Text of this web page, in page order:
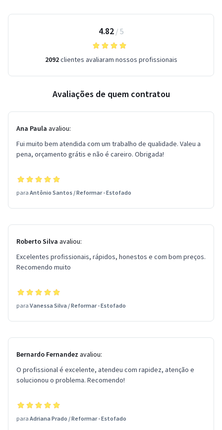
4.82/ 5
2092clientes avaliaram nossos profissionais
Avaliações de quem contratou
Ana Paula avaliou:
Fui muito bem atendida com um trabalho de qualidade. Valeu a
pena, orçamento grátis e não é careiro. Obrigada!
para Antônio Santos /Reformar - Estofado
Roberto Silva avaliou:
Excelentes profissionais, rápidos, honestos e com bom preços.
Recomendo muito
para Vanessa Silva /Reformar - Estofado
Bernardo Fernandez avaliou:
O profissional é excelente, atendeu com rapidez, atenção e
solucionou o problema. Recomendo!
para Adriana Prado /Reformar - Estofado